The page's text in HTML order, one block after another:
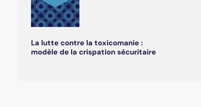
La lutte contre la toxicomanie :
modèle de la crispation sécuritaire